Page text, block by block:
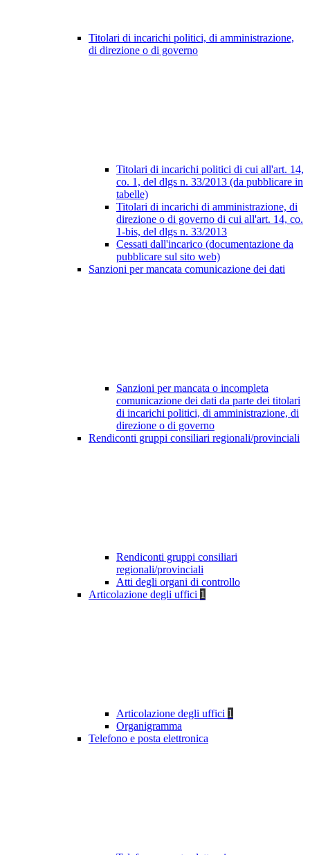
Titolari di incarichi politici, di amministrazione,
di direzione o di governo
Titolari di incarichi politici di cui all'art. 14,
co. 1, del dlgs n. 33/2013 (da pubblicare in
tabelle)
Titolari di incarichi di amministrazione, di
direzione o di governo di cui all'art. 14, co.
1-bis, del dlgs n. 33/2013
Cessati dall'incarico (documentazione da
pubblicare sul sito web)
Sanzioni per mancata comunicazione dei dati
Sanzioni per mancata o incompleta
comunicazione dei dati da parte dei titolari
di incarichi politici, di amministrazione, di
direzione o di governo
Rendiconti gruppi consiliari regionali/provinciali
Rendiconti gruppi consiliari
regionali/provinciali
Atti degli organi di controllo
Articolazione degli uffici 1
Articolazione degli uffici 1
Organigramma
Telefono e posta elettronica